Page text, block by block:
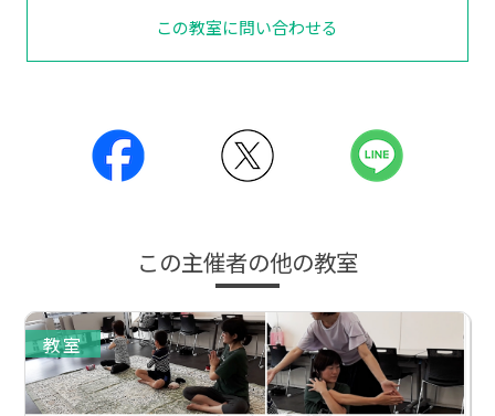
この教室に問い合わせる
この主催者の他の教室
教室